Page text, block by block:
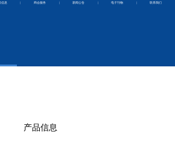
信息 | 商会服务 | 新闻公告 | 电子刊物 | 联系我们
产品信息